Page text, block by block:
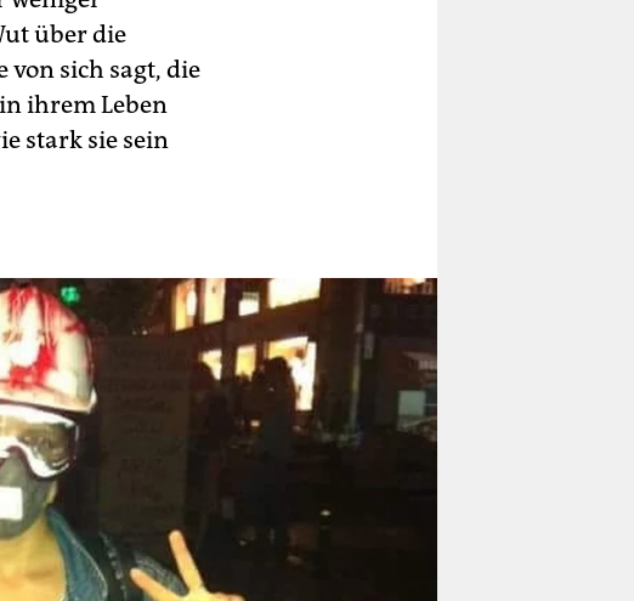
über die
von sich sagt, die
ihrem Leben
stark sie sein